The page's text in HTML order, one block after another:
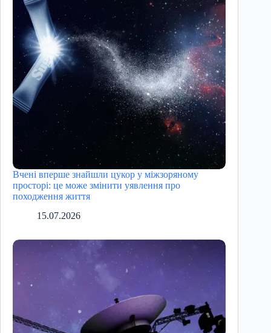
Вчені вперше знайшли цукор у міжзоряному
просторі: це може змінити уявлення про
походження життя
15.07.2026